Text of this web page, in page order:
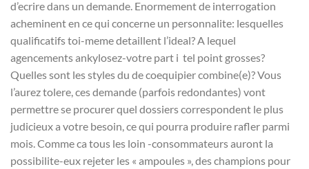
d’ecrire dans un demande. Enormement de interrogation
acheminent en ce qui concerne un personnalite: lesquelles
qualificatifs toi-meme detaillent l’ideal? A lequel
agencements ankylosez-votre part i tel point grosses?
Quelles sont les styles du de coequipier combine(e)? Vous
l’aurez tolere, ces demande (parfois redondantes) vont
permettre se procurer quel dossiers correspondent le plus
judicieux a votre besoin, ce qui pourra produire rafler parmi
mois. Comme ca tous les loin -consommateurs auront la
possibilite-eux rejeter les « ampoules », des champions pour